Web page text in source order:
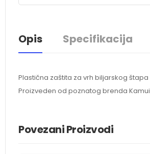
Opis Specifikacija
Plastična zaštita za vrh biljarskog štapa
Proizveden od poznatog brenda Kamui
Povezani Proizvodi